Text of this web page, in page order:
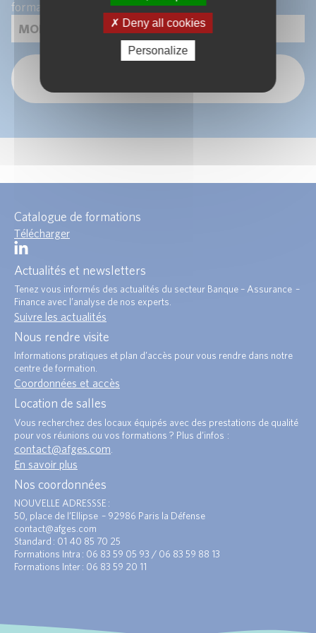
formations.
Catalogue de formations
Télécharger
Actualités et newsletters
Tenez vous informés des actualités du secteur Banque – Assurance –
Finance avec l’analyse de nos experts.
Suivre les actualités
Nous rendre visite
Informations pratiques et plan d’accès pour vous rendre dans notre
centre de formation.
Coordonnées et accès
Location de salles
Vous recherchez des locaux équipés avec des prestations de qualité
pour vos réunions ou vos formations ? Plus d’infos :
contact@afges.com
En savoir plus
Nos coordonnées
NOUVELLE ADRESSSE :
50, place de l’Ellipse – 92986 Paris la Défense
contact@afges.com
Standard : 01 40 85 70 25
Formations Intra : 06 83 59 05 93 / 06 83 59 88 13
Formations Inter : 06 83 59 20 11
Deny all cookies
Personalize